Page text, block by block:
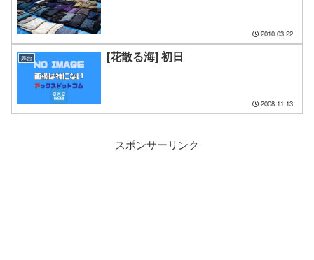
2010.03.22
舞台 [花散る海] 初日
2008.11.13
スポンサーリンク